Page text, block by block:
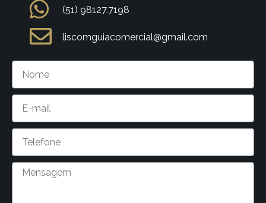
(51) 98127.7198
liscomguiacomercial@gmail.com